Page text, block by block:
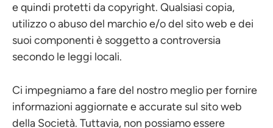
e quindi protetti da copyright. Qualsiasi copia,
utilizzo o abuso del marchio e/o del sito web e dei
suoi componenti è soggetto a controversia
secondo le leggi locali.
Ci impegniamo a fare del nostro meglio per fornire
informazioni aggiornate e accurate sul sito web
della Società. Tuttavia, non possiamo essere